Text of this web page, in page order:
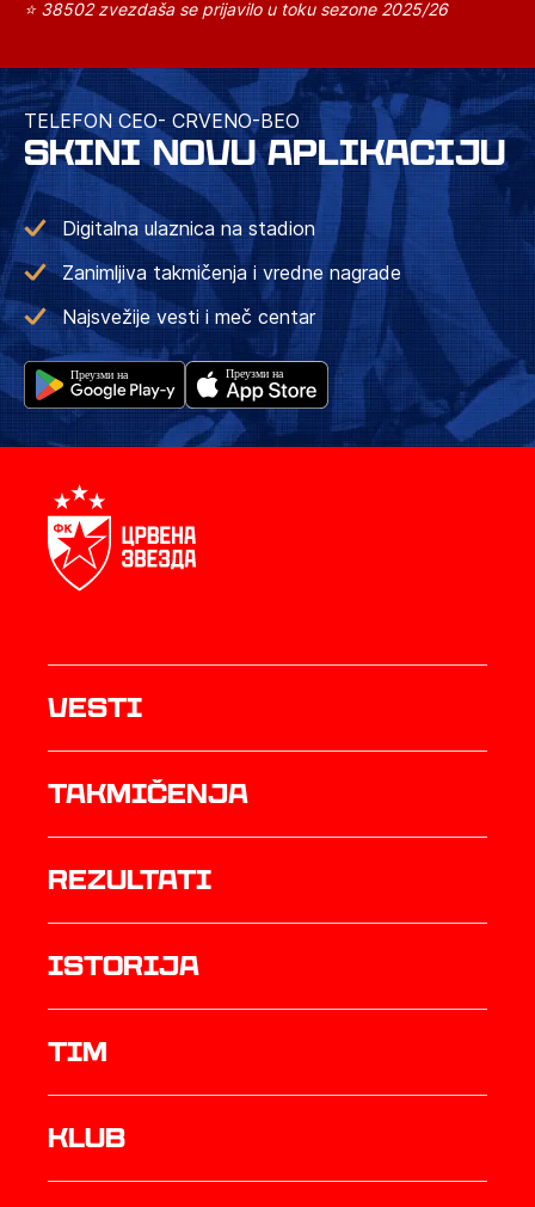
⭐ 38502 zvezdaša se prijavilo u toku sezone 2025/26
TELEFON CEO- CRVENO-BEO
SKINI NOVU APLIKACIJU
Digitalna ulaznica na stadion
Zanimljiva takmičenja i vredne nagrade
Najsvežije vesti i meč centar
Vesti
Takmičenja
rezultati
istorija
TIM
Klub